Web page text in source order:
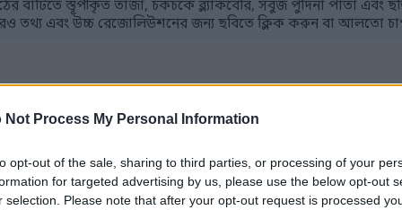
Not Process My Personal Information
opt-out of the sale, sharing to third parties, or processing of your
for targeted advertising by us, please use the below opt-out
selection. Please note that after your opt-out request is processed
বাটিতে স্তূপীকৃত তাজা, চকচকে ব্ল্যাকবেরি, সবুজ পুদিনা পাতা এবং
তথ্য এবং উচ্চ রেজোলিউশনের জন্য ছবিতে ক্লিক করুন বা আলতো
সুপারফুড।
কম থাকে।
ফাইবার এবং ভিটামিন থাকে।
এবং স্বাস্থ্য উপকারিতার জন্য পরিচিত।
অন্তর্ভুক্ত করলে সামগ্রিক সুস্থতা বৃদ্ধি পেতে পারে।